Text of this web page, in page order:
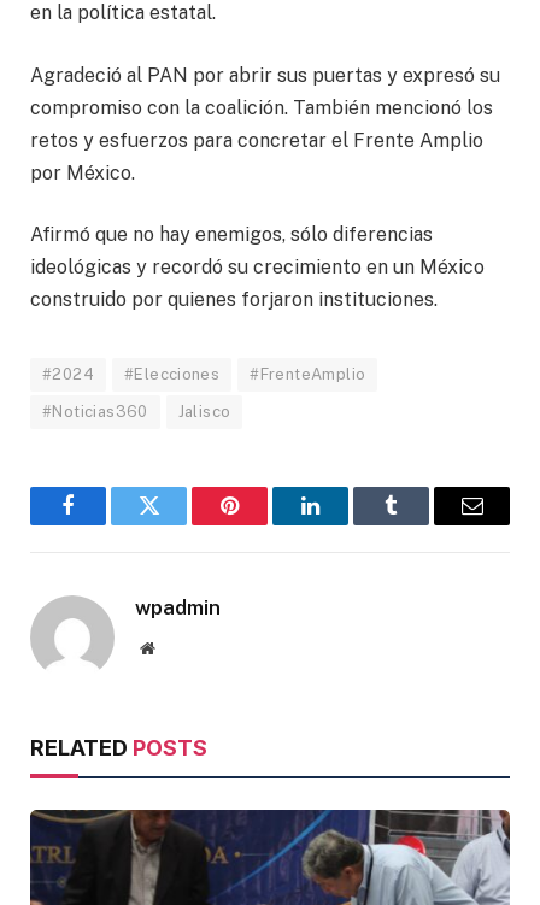
en la política estatal.
Agradeció al PAN por abrir sus puertas y expresó su
compromiso con la coalición. También mencionó los
retos y esfuerzos para concretar el Frente Amplio
por México.
Afirmó que no hay enemigos, sólo diferencias
ideológicas y recordó su crecimiento en un México
construido por quienes forjaron instituciones.
#2024 #Elecciones #FrenteAmplio
#Noticias360 Jalisco
FacebookTwitter Pinterest LinkedInTumblr Email
wpadmin
Website
RELATED POSTS